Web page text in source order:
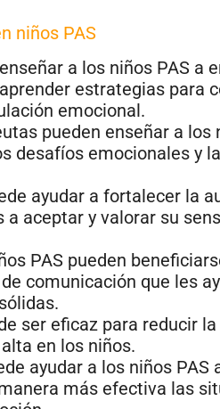
niños PAS
a los niños PAS a
estrategias para
emocional.
pueden enseñar a los
desafíos emocionales y
ayudar a fortalecer la
aceptar y valorar su
PAS pueden
comunicación que les
ser eficaz para reducir
en los niños.
ayudar a los niños
más efectiva las